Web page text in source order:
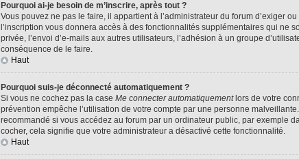
Pourquoi ai-je besoin de m’inscrire, après tout ?
Vous pouvez ne pas le faire, il appartient à l’administrateur du forum d’exiger
l’inscription vous donnera accès à des fonctionnalités supplémentaires qui
privée, l’envoi d’e-mails aux autres utilisateurs, l’adhésion à un groupe
conséquence de le faire.
Haut
Pourquoi suis-je déconnecté automatiquement ?
Si vous ne cochez pas la case Me connecter automatiquementlors de votre
prévention empêche l’utilisation de votre compte par une personne
recommandé si vous accédez au forum par un ordinateur public, par exemple
cocher, cela signifie que votre administrateur a désactivé cette fonctionnalité.
Haut